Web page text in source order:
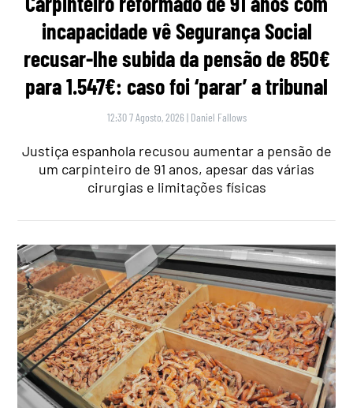
incapacidade vê Segurança Social
recusar-lhe subida da pensão de 850€
para 1.547€: caso foi ‘parar’ a tribunal
12:30 7 Agosto, 2026 | Daniel Fallows
Justiça espanhola recusou aumentar a pensão de
um carpinteiro de 91 anos, apesar das várias
cirurgias e limitações físicas